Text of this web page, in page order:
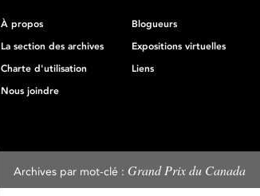
À propos
Blogueurs
La section des archives
Expositions virtuelles
Charte d'utilisation
Liens
Nous joindre
Archives par mot-clé : Grand Prix du Canada